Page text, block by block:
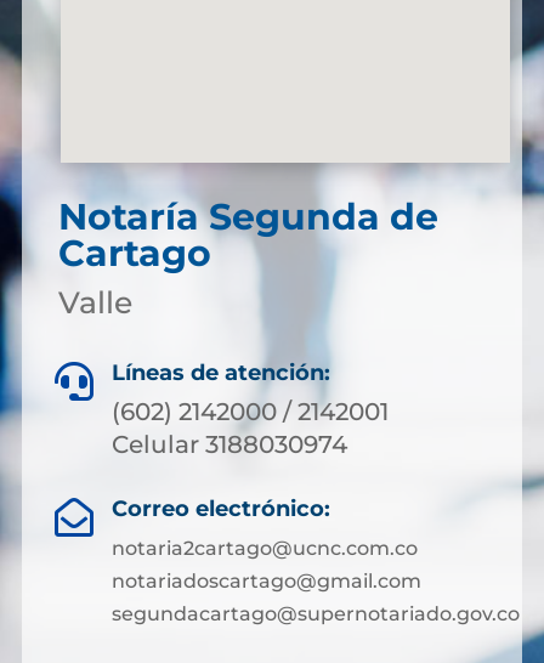
Notaría Segunda de
Cartago
Valle
 Líneas de atención:
(602) 2142000 / 2142001
Celular 3188030974
 Correo electrónico:
notaria2cartago@ucnc.com.co
notariadoscartago@gmail.com
segundacartago@supernotariado.gov.co